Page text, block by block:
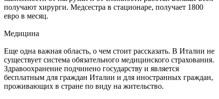
получают хирурги. Медсестра в стационаре, получает 1800
евро в месяц.
Медицина
Еще одна важная область, о чем стоит рассказать. В Италии не
существует система обязательного медицинского страхования.
Здравоохранение подчинено государству и является
бесплатным для граждан Италии и для иностранных граждан,
проживающих в стране по виду на жительство.